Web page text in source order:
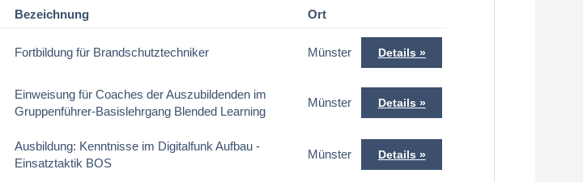
Bezeichnung Ort
Fortbildung für Brandschutztechniker Münster Details
Einweisung für Coaches der Auszubildenden im
Gruppenführer-Basislehrgang Blended Learning
Münster Details
Ausbildung: Kenntnisse im Digitalfunk Aufbau -
Einsatztaktik BOS
Münster Details